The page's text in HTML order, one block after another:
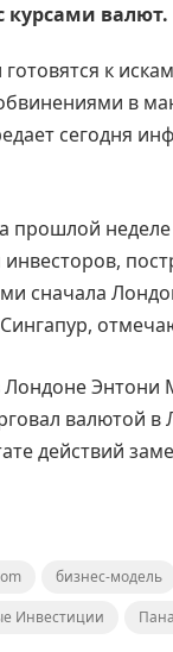
валют.
к
в
сегодня
прошлой
инвесторов,
сначала
Энтони
валютой
действий
бизнес-модель
Инвестиции